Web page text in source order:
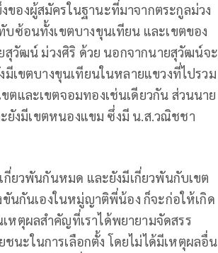
องผู้สมัครในฐานะที่มาจากตระกูลม่วง
ซ้อนทั้งเขตบางขุนเทียน และเขตของ
สุวัฒน์ ม่วงศิริ ด้วย นอกจากนายสุวัฒน์จะ
เขตบางขุนเทียนในหลายแขวงที่ไปรวม
และเขตจอมทองเช่นเดียวกัน ส่วนนาย
ยังมีเขตหนองแขม ซึ่งมี น.ส.วณิชชา
กี่ยวพันกันหมด และยังมีเกี่ยวพันกับเขต
นกันเองในหมู่ญาติพี่น้อง ก็จะก่อให้เกิด
หตุผลสำคัญที่เราได้พยายามจัดสรร
ะในการเลือกตั้ง โดยไม่ได้มีเหตุผลอื่น